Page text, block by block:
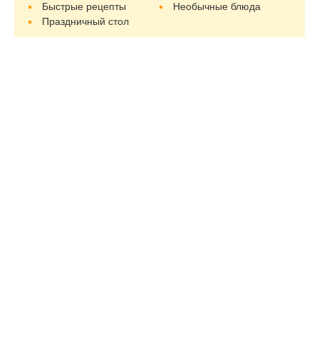
Быстрые рецепты
Необычные блюда
Праздничный стол